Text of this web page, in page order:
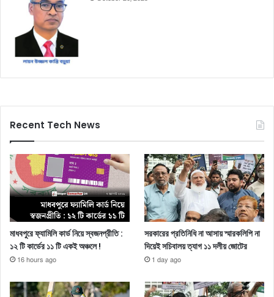
Recent Tech News
মাধবপুরে ফ্যামিলি কার্ড নিয়ে স্বজনপ্রীতি :
১২ টি কার্ডের ১১ টি একই অঞ্চলে !
16 hours ago
সরকারের প্রতিনিধি না আসায় স্মারকলিপি না
দিয়েই সচিবালয় ত্যাগ ১১ দলীয় জোটের
1 day ago